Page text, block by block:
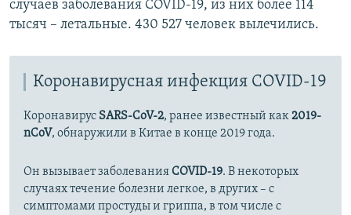
случаев заболевания COVID-19, из них более 114
тысяч – летальные. 430 527 человек вылечились.
Коронавирусная инфекция COVID-19
Коронавирус SARS-CoV-2, ранее известный как2019-
nCoV, обнаружили в Китае в конце 2019 года.
Он вызывает заболеванияCOVID-19. В некоторых
случаях течение болезни легкое, в других – с
симптомами простуды и гриппа, в том числе с